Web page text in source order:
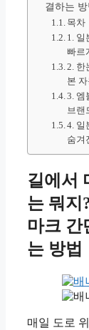
결하는 방
목차
1. 일
빠르
2. 한
본
3. 엠
브랜
4. 일
숨겨
길에서
는 뭐지
마크 간
는 방법
매일 도로